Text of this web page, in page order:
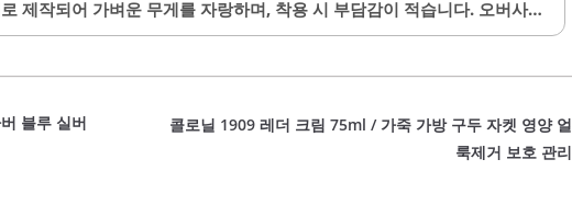
제작되어 가벼운 무게를 자랑하며, 착용 시 부담감이 적습니다. 오버사이
을 부드럽게 감싸주어 안정감을 주며, 다양한 얼굴형에 잘 어울립니다.또
, 일상적인 사용에서 쉽게 손상되지 않는 특성을 가지고 있습니다.이 안경
일과 잘 어울리며, 무난한 디자인으로 어떤 옷차림에도 잘 어울립니다. 실리
블루 실버
콜로닐 1909 레더 크림 75ml / 가죽 가방 구두 자켓 영양 얼
룩제거 보호 관리